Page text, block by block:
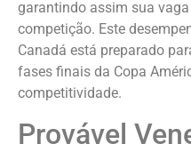
garantindo assim sua
competição. Este
Canadá está preparado
fases finais da Copa
competitividade.
Provável